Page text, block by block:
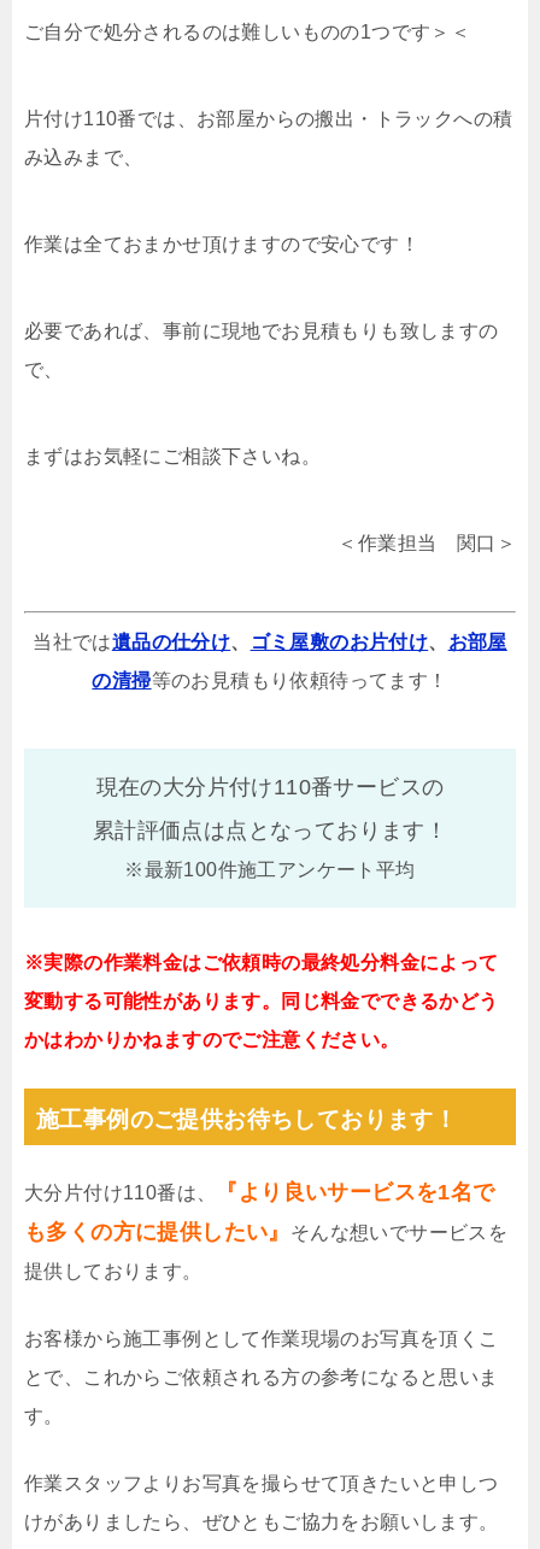
ご自分で処分されるのは難しいものの1つです＞＜
片付け110番では、お部屋からの搬出・トラックへの積
み込みまで、
作業は全ておまかせ頂けますので安心です！
必要であれば、事前に現地でお見積もりも致しますの
で、
まずはお気軽にご相談下さいね。
＜作業担当 関口＞
当社では遺品の仕分け、 ゴミ屋敷のお片付け、 お部屋
の清掃等のお見積もり依頼待ってます！
現在の大分片付け110番サービスの
累計評価点は点となっております！
※最新100件施工アンケート平均
※実際の作業料金はご依頼時の最終処分料金によって
変動する可能性があります。同じ料金でできるかどう
かはわかりかねますのでご注意ください。
施工事例のご提供お待ちしております！
大分片付け110番は、
『より良いサービスを1名で
も多くの方に提供したい』
そんな想いでサービスを
提供しております。
お客様から施工事例として作業現場のお写真を頂くこ
とで、これからご依頼される方の参考になると思いま
す。
作業スタッフよりお写真を撮らせて頂きたいと申しつ
けがありましたら、ぜひともご協力をお願いします。